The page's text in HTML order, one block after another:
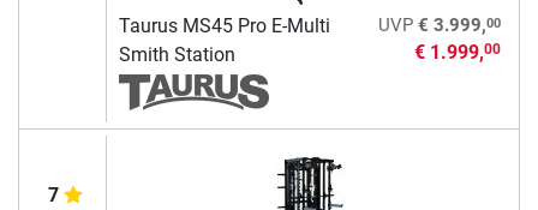
Taurus MS45 Pro E-Multi
Smith Station
UVP € 3.999,00
€ 1.999,00
7